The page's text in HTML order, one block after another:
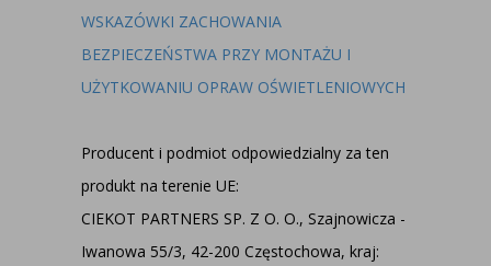
WSKAZÓWKI ZACHOWANIA
BEZPIECZEŃSTWA PRZY MONTAŻU I
UŻYTKOWANIU OPRAW OŚWIETLENIOWYCH
Producent i podmiot odpowiedzialny za ten
produkt na terenie UE:
CIEKOT PARTNERS SP. Z O. O., Szajnowicza -
Iwanowa 55/3, 42-200 Częstochowa, kraj: